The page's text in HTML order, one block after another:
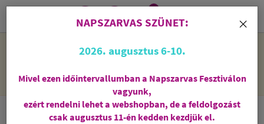
NAPSZARVAS SZÜNET: 2026. augusztus 6-10 - rendelni lehet
feldolgozni őket.
i
0
×
NAPSZARVAS SZÜNET:
2026. augusztus 6-10.
Mivel ezen időintervallumban a Napszarvas Fesztiválon
vagyunk,
ezért rendelni lehet a webshopban, de a feldolgozást
csak augusztus 11-én kedden kezdjük el.